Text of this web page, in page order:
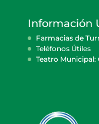
Información
Farmacias de
Teléfonos Útiles
Teatro Municipal: